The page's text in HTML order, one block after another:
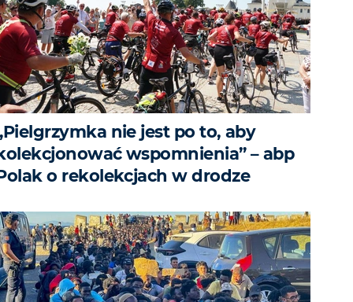
nie jest po to, aby
wspomnienia” – abp
o rekolekcjach w drodze